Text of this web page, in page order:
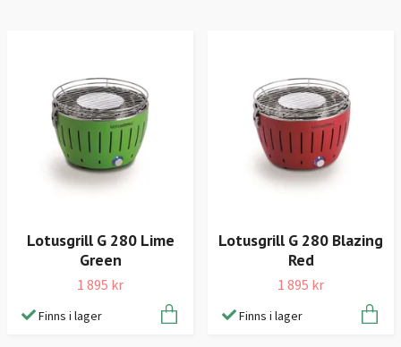
Lotusgrill G 280 Lime
Green
1 895 kr
Finns i lager
Lotusgrill G 280 Blazing
Red
1 895 kr
Finns i lager